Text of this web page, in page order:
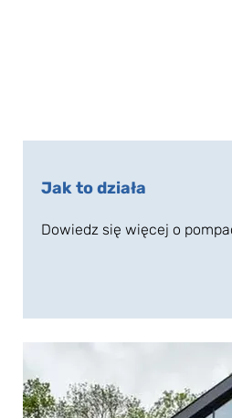
Jak to działa
Dowiedz się więcej o